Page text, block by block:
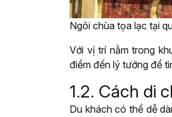
Ngôi chùa tọa lạc tại
Với vị trí nằm trong
điểm đến lý tưởng để
1.2. Cách di
Du khách có thể dễ